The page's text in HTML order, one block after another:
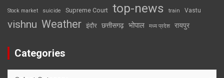
Stock market suicide Supreme Court top-news train Vastu
vishnu Weather इंदौर छत्तीसगढ़ भोपाल मध्य प्रदेश रायपुर
Categories